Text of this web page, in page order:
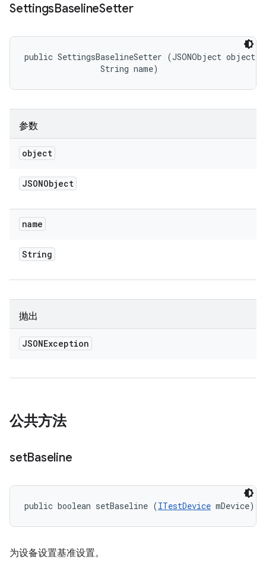
SettingsBaselineSetter
public SettingsBaselineSetter (JSONObject object,
                String name)
参数
object
JSONObject
name
String
抛出
JSONException
公共方法
setBaseline
public boolean setBaseline (ITestDevice mDevice)
为设备设置基准设置。